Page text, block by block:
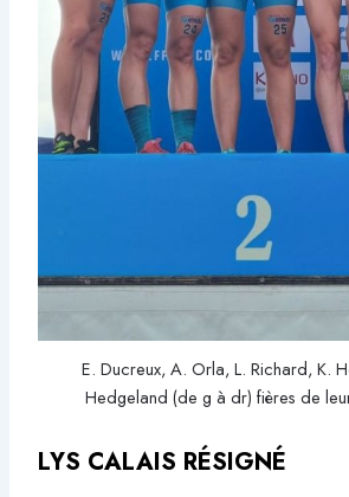
E. Ducreux, A. Orla, L. Richard, K.
Hedgeland (de g à dr) fières de
LYS CALAIS RÉSIGNÉ